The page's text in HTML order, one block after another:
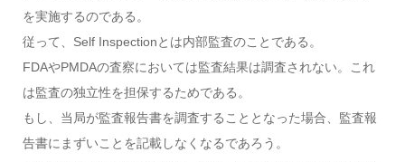
を実施するのである。
従って、Self Inspectionとは内部監査のことである。
FDAやPMDAの査察においては監査結果は調査されない。これ
は監査の独立性を担保するためである。
もし、当局が監査報告書を調査することとなった場合、監査報
告書にまずいことを記載しなくなるであろう。